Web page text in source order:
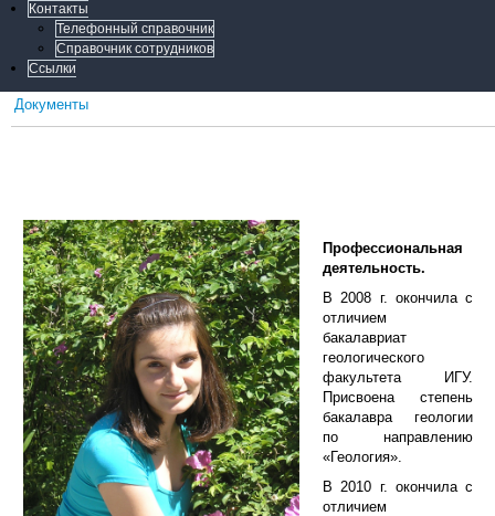
Контакты
Телефонный справочник
Справочник сотрудников
Ссылки
Документы
Профессиональная
деятельность.
В 2008 г. окончила с
отличием
бакалавриат
геологического
факультета ИГУ.
Присвоена степень
бакалавра геологии
по направлению
«Геология».
В 2010 г. окончила с
отличием